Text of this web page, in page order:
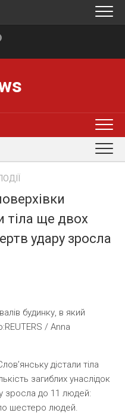
тіла ще двох
удару зросла
будинку, в який
/ Anna
дістали тіла
загиблих унаслідок
зросла до 11 людей:
шестеро людей.